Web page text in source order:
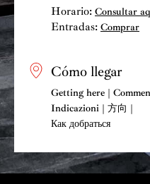
Horario: Consultar
Entradas: Comprar
Cómo llegar
Getting here |
Indicazioni | 方向 |
Как добраться